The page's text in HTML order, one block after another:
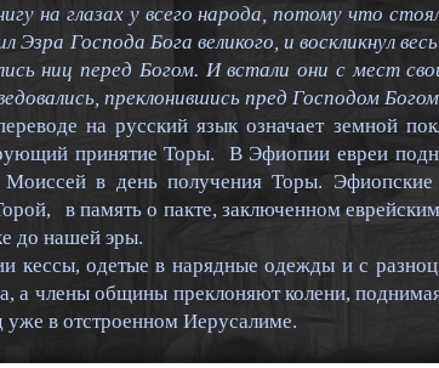
на глазах у всего народа, потому что
Эзра Господа Бога великого, и воскликнул
ниц перед Богом. И встали они с мест
преклонившись пред Господом
на русский язык означает земной
принятие Торы. В Эфиопии евреи
Моиссей в день получения Торы.
в память о пакте, заключенном
до нашей эры.
кессы, одетые в нарядные одежды и с
а члены общины преклоняют колени,
уже в отстроенном Иерусалиме.